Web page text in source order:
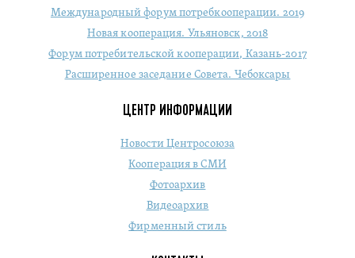
Международный форум потребкооперации. 2019
Новая кооперация. Ульяновск, 2018
Форум потребительской кооперации, Казань-2017
Расширенное заседание Совета. Чебоксары
ЦЕНТР ИНФОРМАЦИИ
Новости Центросоюза
Кооперация в СМИ
Фотоархив
Видеоархив
Фирменный стиль